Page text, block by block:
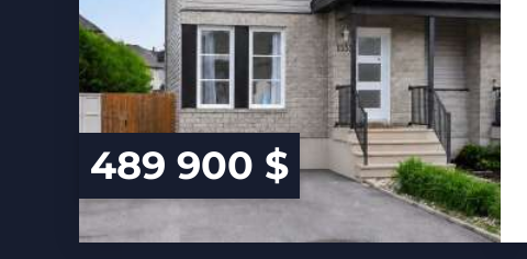
489 900 $